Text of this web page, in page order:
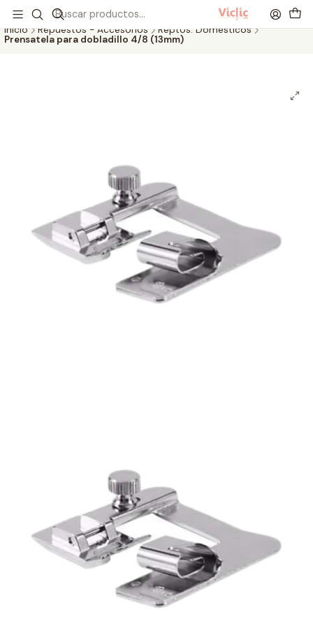
Este es el texto del slide
Leer más
Inicio
Repuestos - Accesorios
Reptos. Domésticos
Prensatela para dobladillo 4/8 (13mm)